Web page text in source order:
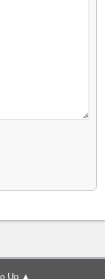
Up ▲